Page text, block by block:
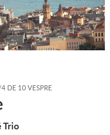
> Activitats musicals
DE 10 VESPRE
Trio